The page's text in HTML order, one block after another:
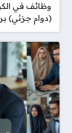
وظائف في
(دوام جزئي) براتب 150